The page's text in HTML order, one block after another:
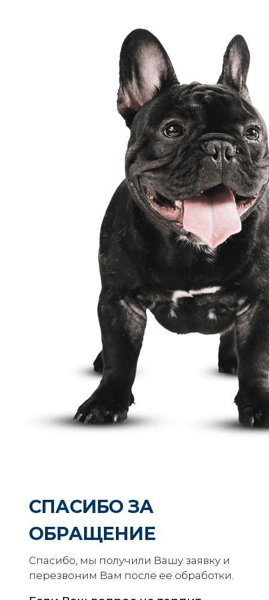
СПАСИБО ЗА
ОБРАЩЕНИЕ
Спасибо, мы получили Вашу заявку и
перезвоним Вам после ее обработки.